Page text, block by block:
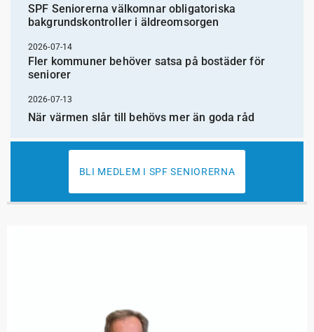
SPF Seniorerna välkomnar obligatoriska
bakgrundskontroller i äldreomsorgen
2026-07-14
Fler kommuner behöver satsa på bostäder för
seniorer
2026-07-13
När värmen slår till behövs mer än goda råd
BLI MEDLEM I SPF SENIORERNA